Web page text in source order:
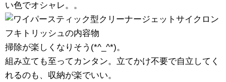
い色でオシャレ。。
掃除が楽しくなりそう(*^_^*)。
組み立ても至ってカンタン。立てかけ不要で自立してく
れるのも、収納が楽でいい。